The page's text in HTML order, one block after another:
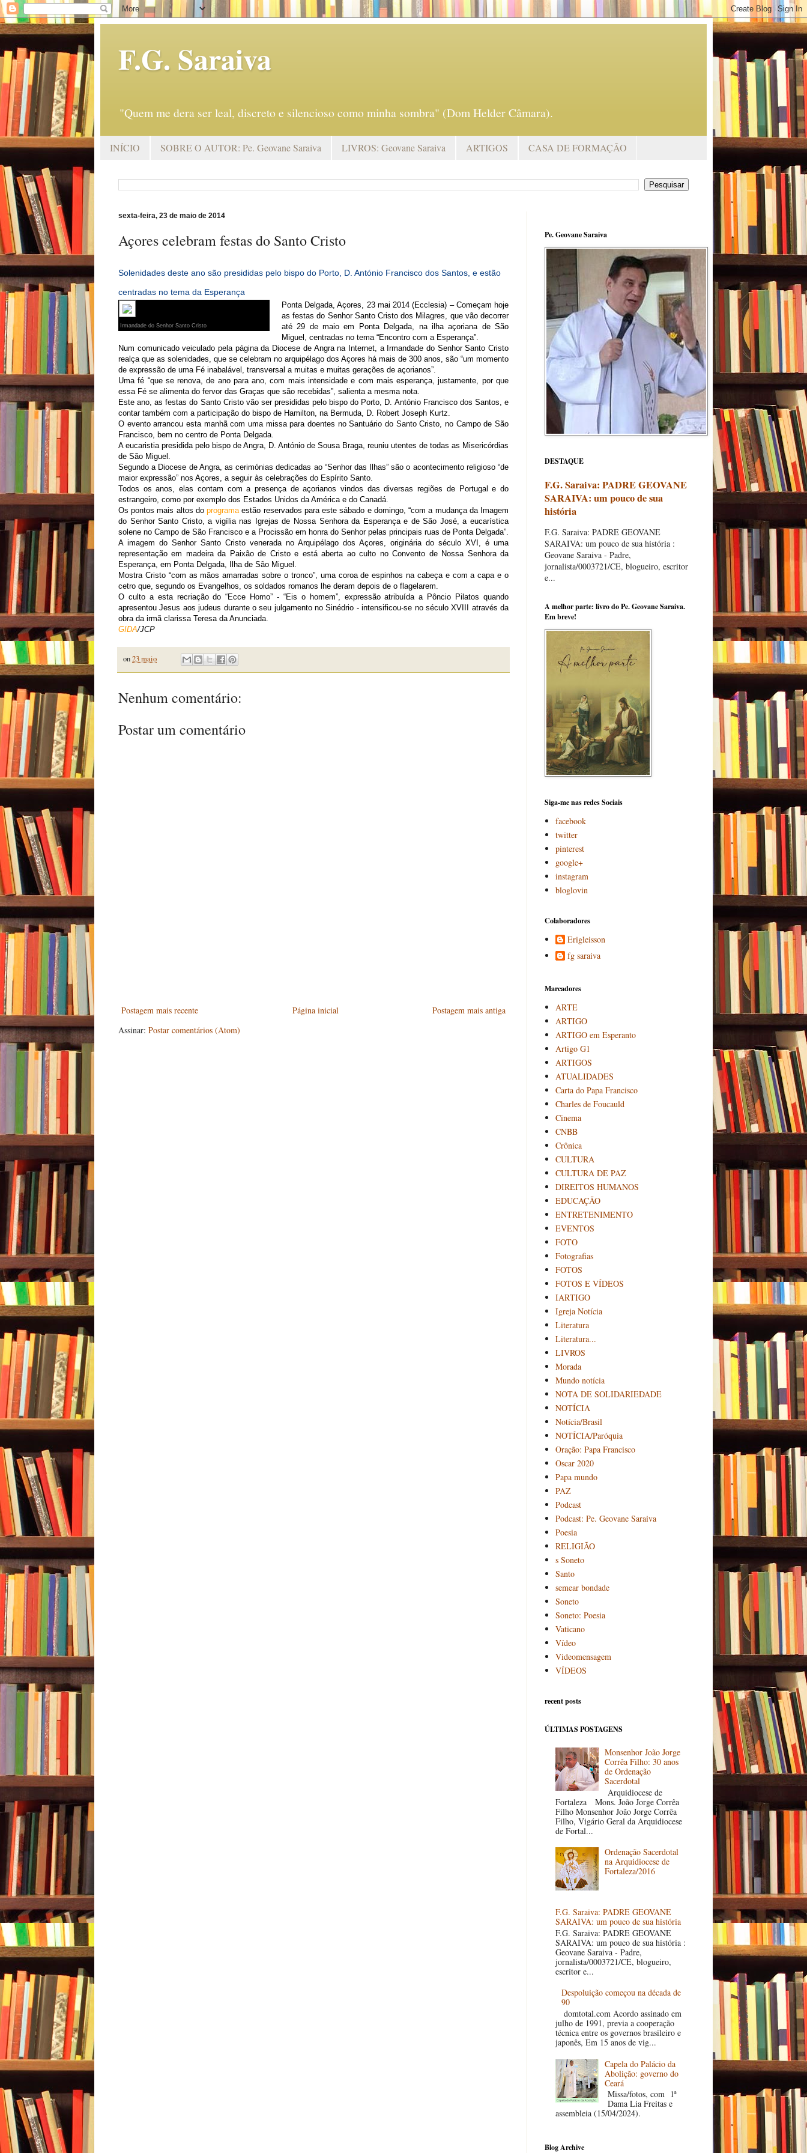
F.G. Saraiva
"Quem me dera ser leal, discreto e silencioso como minha sombra" (Dom Helder Câmara).
INÍCIO SOBRE O AUTOR: Pe. Geovane Saraiva LIVROS: Geovane Saraiva ARTIGOS CASA DE FORMAÇÃO
sexta-feira, 23 de maio de 2014
Açores celebram festas do Santo Cristo
Solenidades deste ano são presididas pelo bispo do Porto, D. António Francisco dos Santos, e estão
centradas no tema da Esperança
Irmandade do Senhor Santo Cristo
Ponta Delgada, Açores, 23 mai 2014 (Ecclesia) – Começam hoje
as festas do Senhor Santo Cristo dos Milagres, que vão decorrer
até 29 de maio em Ponta Delgada, na ilha açoriana de São
Miguel, centradas no tema “Encontro com a Esperança”.
Num comunicado veiculado pela página da Diocese de Angra na Internet, a Irmandade do Senhor Santo Cristo
realça que as solenidades, que se celebram no arquipélago dos Açores há mais de 300 anos, são “um momento
de expressão de uma Fé inabalável, transversal a muitas e muitas gerações de açorianos”.
Uma fé “que se renova, de ano para ano, com mais intensidade e com mais esperança, justamente, por que
essa Fé se alimenta do fervor das Graças que são recebidas”, salienta a mesma nota.
Este ano, as festas do Santo Cristo vão ser presididas pelo bispo do Porto, D. António Francisco dos Santos, e
contar também com a participação do bispo de Hamilton, na Bermuda, D. Robert Joseph Kurtz.
O evento arrancou esta manhã com uma missa para doentes no Santuário do Santo Cristo, no Campo de São
Francisco, bem no centro de Ponta Delgada.
A eucaristia presidida pelo bispo de Angra, D. António de Sousa Braga, reuniu utentes de todas as Misericórdias
de São Miguel.
Segundo a Diocese de Angra, as cerimónias dedicadas ao “Senhor das Ilhas” são o acontecimento religioso “de
maior expressão” nos Açores, a seguir às celebrações do Espírito Santo.
Todos os anos, elas contam com a presença de açorianos vindos das diversas regiões de Portugal e do
estrangeiro, como por exemplo dos Estados Unidos da América e do Canadá.
Os pontos mais altos doprograma estão reservados para este sábado e domingo, “com a mudança da Imagem
do Senhor Santo Cristo, a vigília nas Igrejas de Nossa Senhora da Esperança e de São José, a eucarística
solene no Campo de São Francisco e a Procissão em honra do Senhor pelas principais ruas de Ponta Delgada”.
A imagem do Senhor Santo Cristo venerada no Arquipélago dos Açores, originária do século XVI, é uma
representação em madeira da Paixão de Cristo e está aberta ao culto no Convento de Nossa Senhora da
Esperança, em Ponta Delgada, Ilha de São Miguel.
Mostra Cristo “com as mãos amarradas sobre o tronco”, uma coroa de espinhos na cabeça e com a capa e o
cetro que, segundo os Evangelhos, os soldados romanos lhe deram depois de o flagelarem.
O culto a esta recriação do “Ecce Homo” - “Eis o homem”, expressão atribuída a Pôncio Pilatos quando
apresentou Jesus aos judeus durante o seu julgamento no Sinédrio - intensificou-se no século XVIII através da
obra da irmã clarissa Teresa da Anunciada.
GIDA/JCP
on23 maio
Nenhum comentário:
Postar um comentário
Postagem mais recente Postagem mais antiga
Página inicial
Assinar: Postar comentários (Atom)
Pe. Geovane Saraiva
DESTAQUE
F.G. Saraiva: PADRE GEOVANE
SARAIVA: um pouco de sua
história
F.G. Saraiva: PADRE GEOVANE
SARAIVA: um pouco de sua história :
Geovane Saraiva - Padre,
jornalista/0003721/CE, blogueiro, escritor
e...
A melhor parte: livro do Pe. Geovane Saraiva.
Em breve!
Siga-me nas redes Sociais
facebook
twitter
pinterest
google+
instagram
bloglovin
Colaboradores
Erigleisson
fg saraiva
Marcadores
ARTE
ARTIGO
ARTIGO em Esperanto
Artigo G1
ARTIGOS
ATUALIDADES
Carta do Papa Francisco
Charles de Foucauld
Cinema
CNBB
Crônica
CULTURA
CULTURA DE PAZ
DIREITOS HUMANOS
EDUCAÇÃO
ENTRETENIMENTO
EVENTOS
FOTO
Fotografias
FOTOS
FOTOS E VÍDEOS
IARTIGO
Igreja Notícia
Literatura
Literatura...
LIVROS
Morada
Mundo notícia
NOTA DE SOLIDARIEDADE
NOTÍCIA
Notícia/Brasil
NOTÍCIA/Paróquia
Oração: Papa Francisco
Oscar 2020
Papa mundo
PAZ
Podcast
Podcast: Pe. Geovane Saraiva
Poesia
RELIGIÃO
s Soneto
Santo
semear bondade
Soneto
Soneto: Poesia
Vaticano
Vídeo
Videomensagem
VÍDEOS
recent posts
ÚLTIMAS POSTAGENS
Monsenhor João Jorge
Corrêa Filho: 30 anos
de Ordenação
Sacerdotal
Arquidiocese de
Fortaleza Mons. João Jorge Corrêa
Filho Monsenhor João Jorge Corrêa
Filho, Vigário Geral da Arquidiocese
de Fortal...
Ordenação Sacerdotal
na Arquidiocese de
Fortaleza/2016
F.G. Saraiva: PADRE GEOVANE
SARAIVA: um pouco de sua história
F.G. Saraiva: PADRE GEOVANE
SARAIVA: um pouco de sua história :
Geovane Saraiva - Padre,
jornalista/0003721/CE, blogueiro,
escritor e...
Despoluição começou na década de
90
domtotal.com Acordo assinado em
julho de 1991, previa a cooperação
técnica entre os governos brasileiro e
japonês, Em 15 anos de vig...
Capela do Palácio da
Abolição: governo do
Ceará
Missa/fotos, com 1ª
Dama Lia Freitas e
assembleia (15/04/2024).
Blog Archive